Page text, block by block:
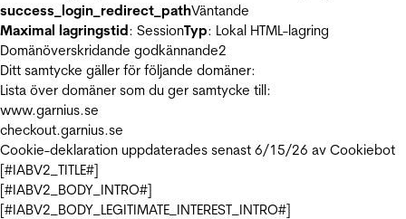
success_login_redirect_pathVäntande
Maximal lagringstid: SessionTyp: Lokal HTML-lagring
Domänöverskridande godkännande2
Ditt samtycke gäller för följande domäner:
Lista över domäner som du ger samtycke till:
www.garnius.se
checkout.garnius.se
Cookie-deklaration uppdaterades senast 6/15/26 av Cookiebot
[#IABV2_TITLE#]
[#IABV2_BODY_INTRO#]
[#IABV2_BODY_LEGITIMATE_INTEREST_INTRO#]